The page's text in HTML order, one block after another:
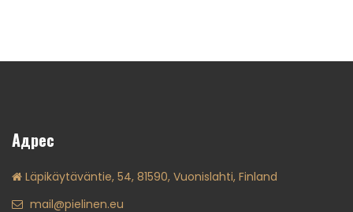
Адрес
Läpikäytäväntie, 54, 81590, Vuonislahti, Finland
mail@pielinen.eu